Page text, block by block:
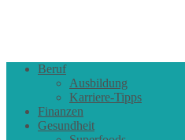
Beruf
Ausbildung
Karriere-Tipps
Finanzen
Gesundheit